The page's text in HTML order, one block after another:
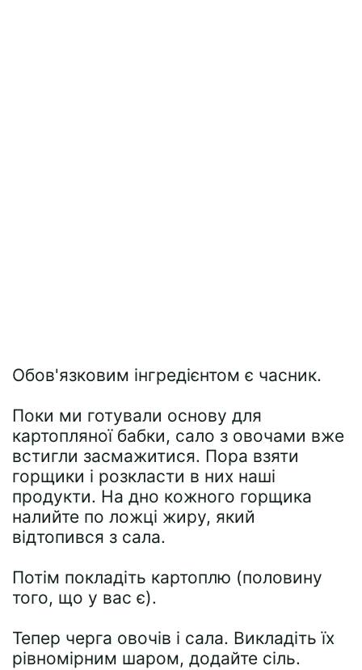
Обов'язковим інгредієнтом є часник.
Поки ми готували основу для
картопляної бабки, сало з овочами вже
встигли засмажитися. Пора взяти
горщики і розкласти в них наші
продукти. На дно кожного горщика
налийте по ложці жиру, який
відтопився з сала.
Потім покладіть картоплю (половину
того, що у вас є).
Тепер черга овочів і сала. Викладіть їх
рівномірним шаром, додайте сіль.